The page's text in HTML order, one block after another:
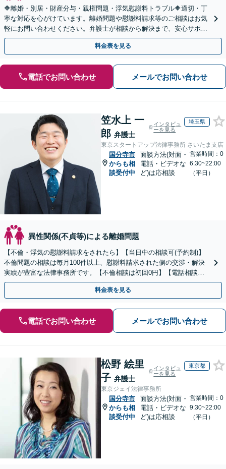
🔶離婚・別居・財産分与・親権問題・浮気慰謝料トラブル🔶適切・丁
寧な対応を心がけています。離婚問題や慰謝料請求等のご相談はお気
軽にお問い合わせください。弁護士が相談から解決まで、安心サポー
トいたします。◤完全予約制・初回法律相談無料◢
料金表を見る
電話でお問い合わせ メールでお問い合わせ
笠水上 一
郎 弁護士
インタビュ
ーを見る
埼玉県
東京スタートアップ法律事務所 さいたま支店
国分寺市
からも相
談受付中
面談方法(対面・
電話・ビデオな
ど)は応相談
営業時間：0
6:30~22:00
（平日）
異性関係(不貞等)による離婚問題
【不倫・浮気の慰謝料請求をされたら】【当日中の相談可(予約制)】
不倫問題の相談は毎月100件以上、慰謝料請求された側の交渉・解決
実績が豊富な法律事務所です。【不倫相談は初回0円】【電話相談で
ご契約まで対応可/来所不要】
料金表を見る
電話でお問い合わせ メールでお問い合わせ
松野 絵里
子 弁護士
インタビュ
ーを見る
東京都
東京ジェイ法律事務所
国分寺市
からも相
談受付中
面談方法(対面・
電話・ビデオな
ど)は応相談
営業時間：0
9:30~22:00
（平日）